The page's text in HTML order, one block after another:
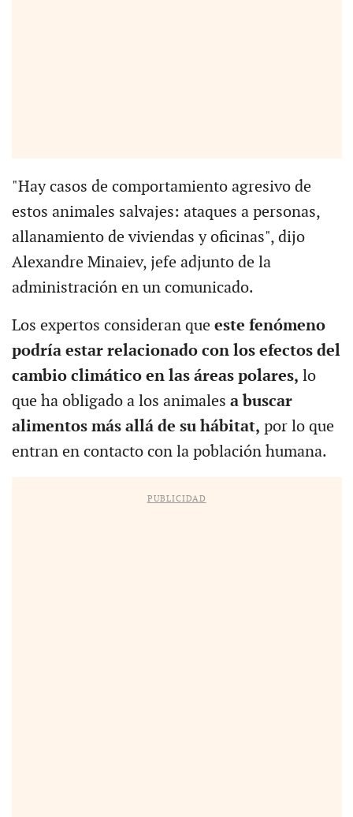
"Hay casos de comportamiento agresivo de
estos animales salvajes: ataques a personas,
allanamiento de viviendas y oficinas", dijo
Alexandre Minaiev, jefe adjunto de la
administración en un comunicado.
Los expertos consideran que este fenómeno
podría estar relacionado con los efectos del
cambio climático en las áreas polares, lo
que ha obligado a los animales a buscar
alimentos más allá de su hábitat, por lo que
entran en contacto con la población humana.
PUBLICIDAD